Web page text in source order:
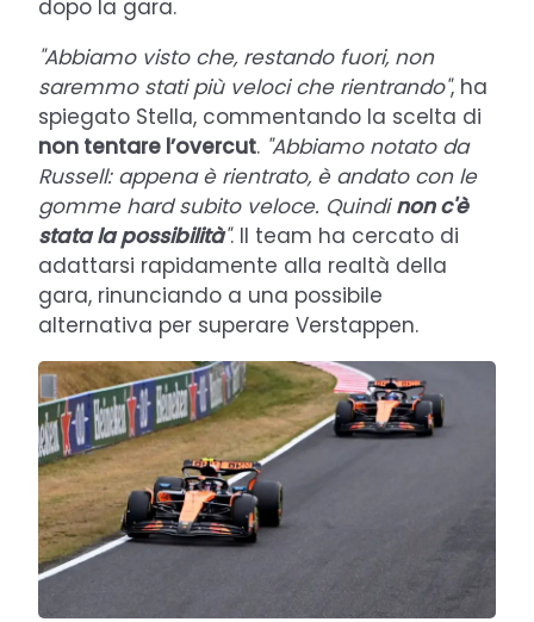
dopo la gara.
"Abbiamo visto che, restando fuori, non
saremmo stati più veloci che rientrando", ha
spiegato Stella, commentando la scelta di
non tentare l’overcut. "Abbiamo notato da
Russell: appena è rientrato, è andato con le
gomme hard subito veloce. Quindinon c'è
stata la possibilità". Il team ha cercato di
adattarsi rapidamente alla realtà della
gara, rinunciando a una possibile
alternativa per superare Verstappen.